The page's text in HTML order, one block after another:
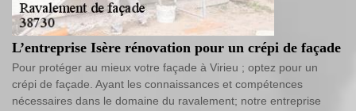
L’entreprise Isère rénovation pour un crépi de façade
Pour protéger au mieux votre façade à Virieu ; optez pour un
crépi de façade. Ayant les connaissances et compétences
nécessaires dans le domaine du ravalement; notre entreprise